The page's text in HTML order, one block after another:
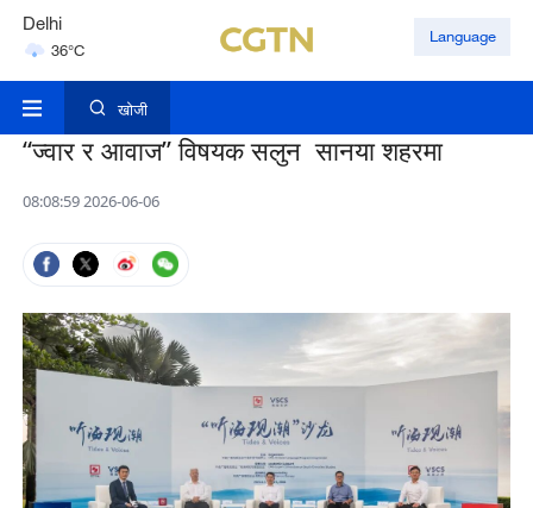
Delhi
36°C
Hyderabad
Language
खोजी
“ज्वार र आवाज” विषयक सलुन सानया शहरमा
08:08:59 2026-06-06